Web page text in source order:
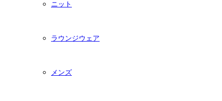
ニット
ラウンジウェア
メンズ